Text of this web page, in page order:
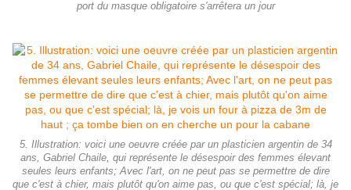
port du masque obligatoire s'arrêtera un jour
5. Illustration: voici une oeuvre créée par un plasticien argentin de 34
ans, Gabriel Chaile, qui représente le désespoir des femmes élevant
seules leurs enfants; Avec l'art, on ne peut pas se permettre de dire
que c'est à chier, mais plutôt qu'on aime pas, ou que c'est spécial; là, je